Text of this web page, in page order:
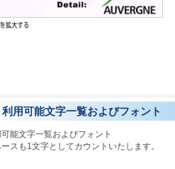
利用可能文字一覧およびフォント
能文字一覧およびフォント
ースも1文字としてカウントいたします。